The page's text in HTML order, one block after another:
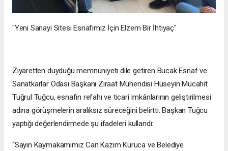
"Yeni Sanayi Sitesi Esnafımız İçin Elzem Bir İhtiyaç"
Ziyaretten duyduğu memnuniyeti dile getiren Bucak Esnaf ve
Sanatkarlar Odası Başkanı Ziraat Mühendisi Hüseyin Mücahit
Tuğrul Tuğcu, esnafın refahı ve ticari imkânlarının geliştirilmesi
adına görüşmelerin aralıksız süreceğini belirtti. Başkan Tuğcu
yaptığı değerlendirmede şu ifadeleri kullandı:
“Sayın Kaymakamımız Can Kazım Kuruca ve Belediye